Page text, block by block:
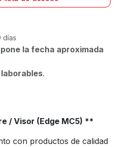
días
la fecha aproximada
.
/ Visor (Edge MC5) **
con productos de calidad